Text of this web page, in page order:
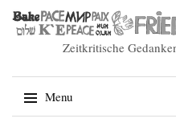
Zeitkritische
Menu